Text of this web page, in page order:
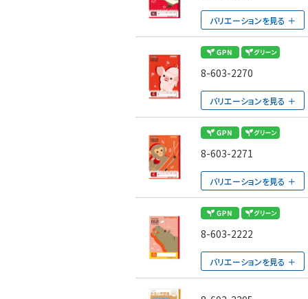
バリエーションを見る
8-603-2270
バリエーションを見る
8-603-2271
バリエーションを見る
8-603-2222
バリエーションを見る